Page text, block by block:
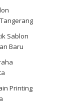
Sablon
Baru
Printing